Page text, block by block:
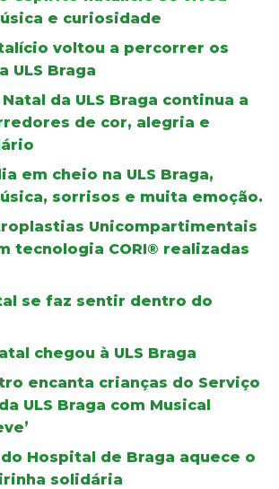
e curiosidade
voltou a percorrer os
ULS Braga
da ULS Braga continua a
de cor, alegria e
em cheio na ULS Braga,
sorrisos e muita emoção.
Unicompartimentais
tecnologia CORI® realizadas
se faz sentir dentro do
chegou à ULS Braga
encanta crianças do Serviço
ULS Braga com Musical
Hospital de Braga aquece o
solidária